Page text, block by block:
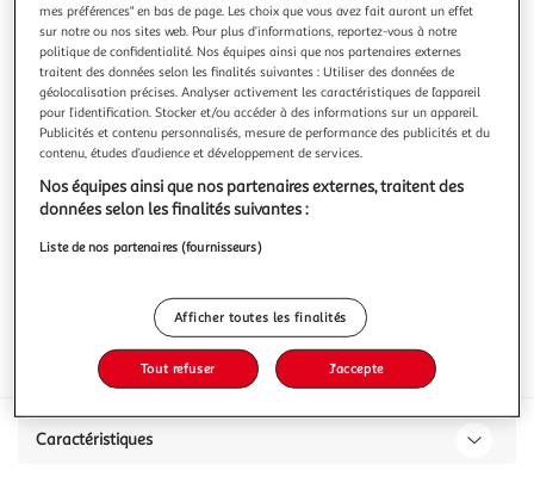
3.0 (2)
DR BECKMANN
Lingettes désinfectantes multi-usages
10 lingettes
Vous voulez connaître le prix de ce produit ?
Afficher le prix
Inflammable Nocif
Caractéristiques
mes préférences" en bas de page. Les choix que vous avez fait auront un effet
sur notre ou nos sites web. Pour plus d’informations, reportez-vous à notre
politique de confidentialité. Nos équipes ainsi que nos partenaires externes
traitent des données selon les finalités suivantes : Utiliser des données de
géolocalisation précises. Analyser activement les caractéristiques de l’appareil
pour l’identification. Stocker et/ou accéder à des informations sur un appareil.
Publicités et contenu personnalisés, mesure de performance des publicités et du
contenu, études d’audience et développement de services.
Nos équipes ainsi que nos partenaires externes, traitent des
données selon les finalités suivantes :
Liste de nos partenaires (fournisseurs)
Afficher toutes les finalités
Tout refuser J'accepte